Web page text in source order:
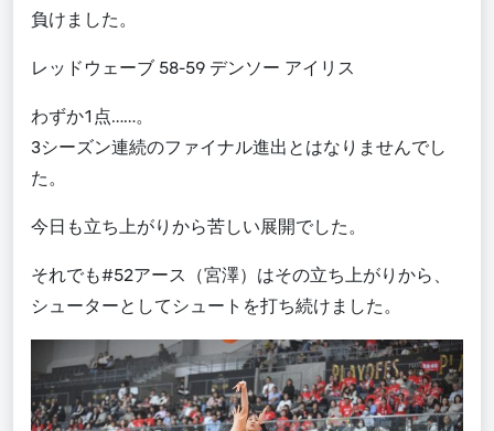
負けました。
レッドウェーブ 58-59 デンソー アイリス
わずか1点……。
3シーズン連続のファイナル進出とはなりませんでし
た。
今日も立ち上がりから苦しい展開でした。
それでも#52アース（宮澤）はその立ち上がりから、
シューターとしてシュートを打ち続けました。